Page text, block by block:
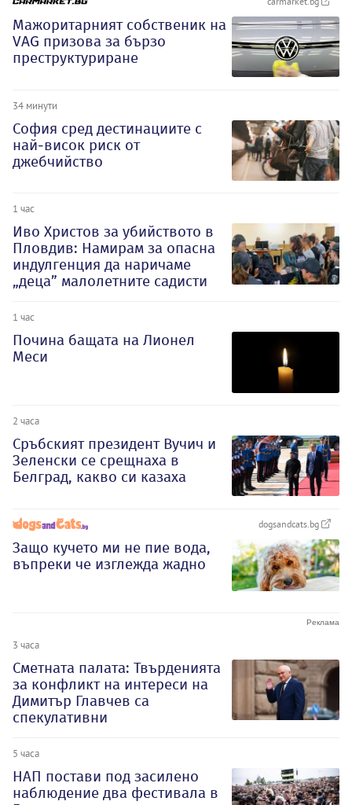
Мажоритарният собственик на
VAG призова за бързо
преструктуриране
34 минути
София сред дестинациите с
най-висок риск от
джебчийство
1 час
Иво Христов за убийството в
Пловдив: Намирам за опасна
индулгенция да наричаме
„деца” малолетните садисти
1 час
Почина бащата на Лионел
Меси
2 часа
Сръбският президент Вучич и
Зеленски се срещнаха в
Белград, какво си казаха
dogsandcats.bg
Защо кучето ми не пие вода,
въпреки че изглежда жадно
3 часа
Сметната палата: Твърденията
за конфликт на интереси на
Димитър Главчев са
спекулативни
5 часа
НАП постави под засилено
наблюдение два фестивала в